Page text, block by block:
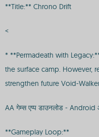
**Title:** Chrono Drift
<
* **Permadeath with
the surface camp. However,
strengthen future Void-
AA गेम्स एप्प डाउनलोड - Android
**Gameplay Loop:**